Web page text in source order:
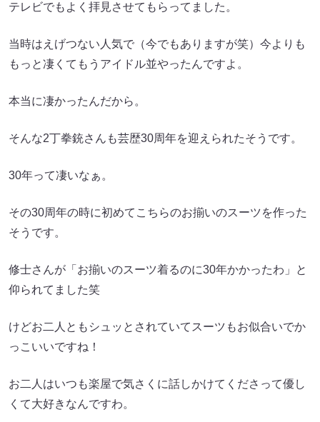
テレビでもよく拝見させてもらってました。
当時はえげつない人気で（今でもありますが笑）今よりも
もっと凄くてもうアイドル並やったんですよ。
本当に凄かったんだから。
そんな2丁拳銃さんも芸歴30周年を迎えられたそうです。
30年って凄いなぁ。
その30周年の時に初めてこちらのお揃いのスーツを作った
そうです。
修士さんが「お揃いのスーツ着るのに30年かかったわ」と
仰られてました笑
けどお二人ともシュッとされていてスーツもお似合いでか
っこいいですね！
お二人はいつも楽屋で気さくに話しかけてくださって優し
くて大好きなんですわ。